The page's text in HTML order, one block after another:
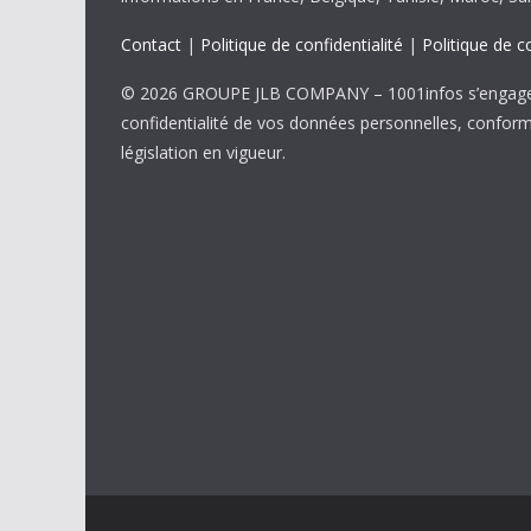
Contact | Politique de confidentialité | Politique de
© 2026 GROUPE JLB COMPANY – 1001infos
confidentialité de vos données personnelles,
législation en vigueur.